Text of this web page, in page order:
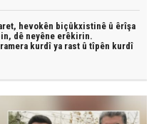
hevokên biçûkxistinê û êrîşa
dê neyêne erêkirin.
kurdî ya rast û tîpên kurdî